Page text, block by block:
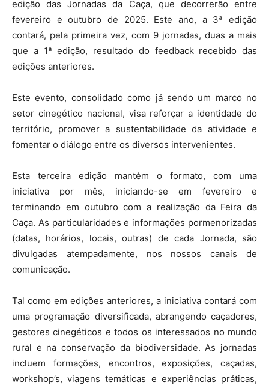
edição das Jornadas da Caça, que decorrerão entre
fevereiro e outubro de 2025. Este ano, a 3ª edição
contará, pela primeira vez, com 9 jornadas, duas a mais
que a 1ª edição, resultado do feedback recebido das
edições anteriores.
Este evento, consolidado como já sendo um marco no
setor cinegético nacional, visa reforçar a identidade do
território, promover a sustentabilidade da atividade e
fomentar o diálogo entre os diversos intervenientes.
Esta terceira edição mantém o formato, com uma
iniciativa por mês, iniciando-se em fevereiro e
terminando em outubro com a realização da Feira da
Caça. As particularidades e informações pormenorizadas
(datas, horários, locais, outras) de cada Jornada, são
divulgadas atempadamente, nos nossos canais de
comunicação.
Tal como em edições anteriores, a iniciativa contará com
uma programação diversificada, abrangendo caçadores,
gestores cinegéticos e todos os interessados no mundo
rural e na conservação da biodiversidade. As jornadas
incluem formações, encontros, exposições, caçadas,
workshop’s, viagens temáticas e experiências práticas,